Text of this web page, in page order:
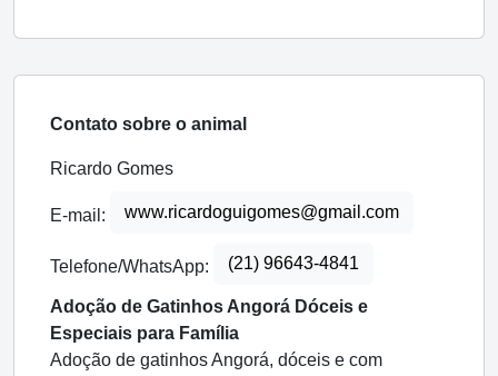
Contato sobre o animal
Ricardo Gomes
E-mail: www.ricardoguigomes@gmail.com
Telefone/WhatsApp: (21) 96643-4841
Adoção de Gatinhos Angorá Dóceis e
Especiais para Família
Adoção de gatinhos Angorá, dóceis e com